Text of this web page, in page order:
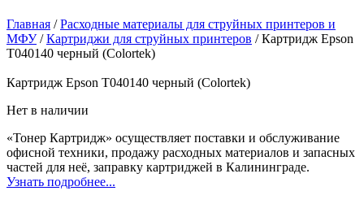
Главная /Расходные материалы для струйных принтеров и
МФУ/Картриджи для струйных принтеров / Картридж Epson
T040140 черный (Colortek)
Картридж Epson T040140 черный (Colortek)
Нет в наличии
«Тонер Картридж» осуществляет поставки и обслуживание
офисной техники, продажу расходных материалов и запасных
частей для неё, заправку картриджей в Калининграде.
Узнать подробнее...